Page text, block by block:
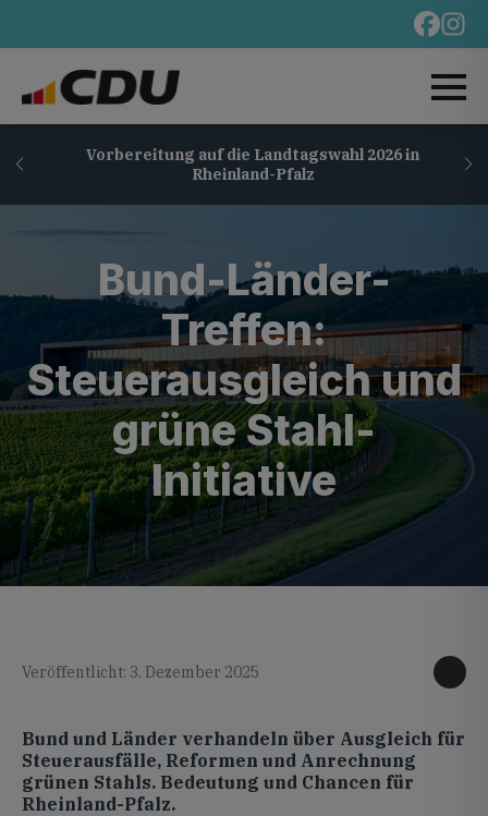
Vorbereitung auf die Landtagswahl 2026 in
Rheinland-Pfalz
Bund-Länder-
Treffen:
Steuerausgleich und
grüne Stahl-
Initiative
Veröffentlicht: 3. Dezember 2025
Bund und Länder verhandeln über Ausgleich für
Steuerausfälle, Reformen und Anrechnung
grünen Stahls. Bedeutung und Chancen für
Rheinland-Pfalz.